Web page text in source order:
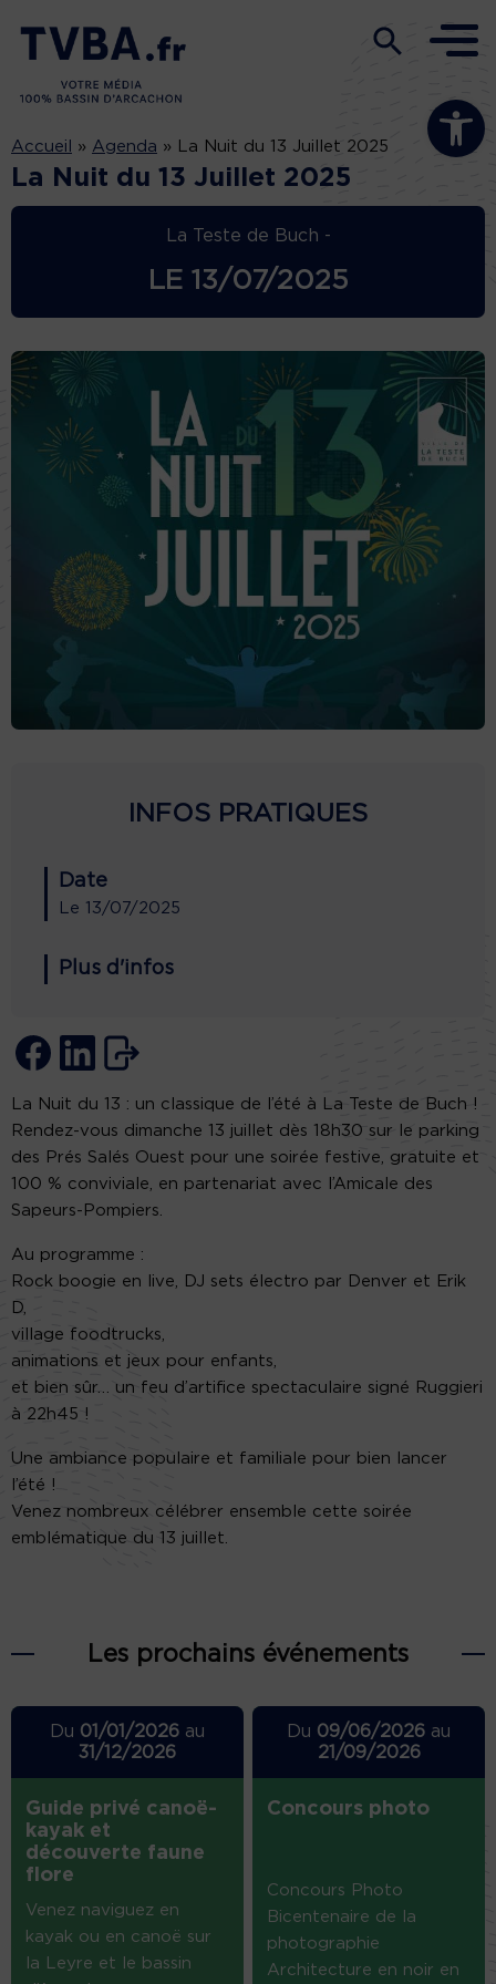
Ouvrir la
Accueil » Agenda » La Nuit du 13 Juillet 2025
La Nuit du 13 Juillet 2025
La Teste de Buch -
LE 13/07/2025
INFOS PRATIQUES
Date
Le 13/07/2025
Plus d'infos
La Nuit du 13 : un classique de l’été à La Teste de Buch !
Rendez-vous dimanche 13 juillet dès 18h30 sur le parking
des Prés Salés Ouest pour une soirée festive, gratuite et
100 % conviviale, en partenariat avec l’Amicale des
Sapeurs-Pompiers.
Au programme :
Rock boogie en live, DJ sets électro par Denver et Erik
D,
village foodtrucks,
animations et jeux pour enfants,
et bien sûr… un feu d’artifice spectaculaire signé Ruggieri
à 22h45 !
Une ambiance populaire et familiale pour bien lancer
l’été !
Venez nombreux célébrer ensemble cette soirée
emblématique du 13 juillet.
Les prochains événements
Du 01/01/2026au
31/12/2026
Guide privé canoë-
kayak et
découverte faune
flore
Venez naviguez en
kayak ou en canoë sur
la Leyre et le bassin
Du 09/06/2026 au
21/09/2026
Concours photo
Concours Photo
Bicentenaire de la
photographie
Architecture en noir en